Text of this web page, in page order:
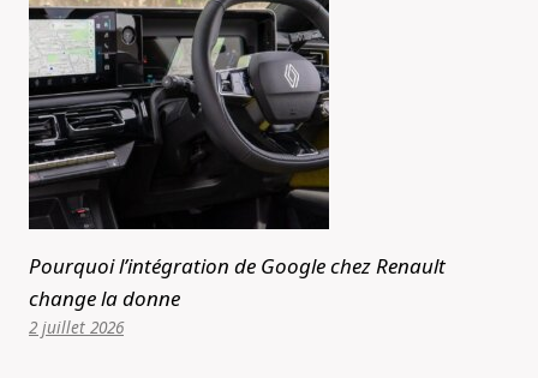
Pourquoi l’intégration de Google chez Renault
change la donne
2 juillet 2026